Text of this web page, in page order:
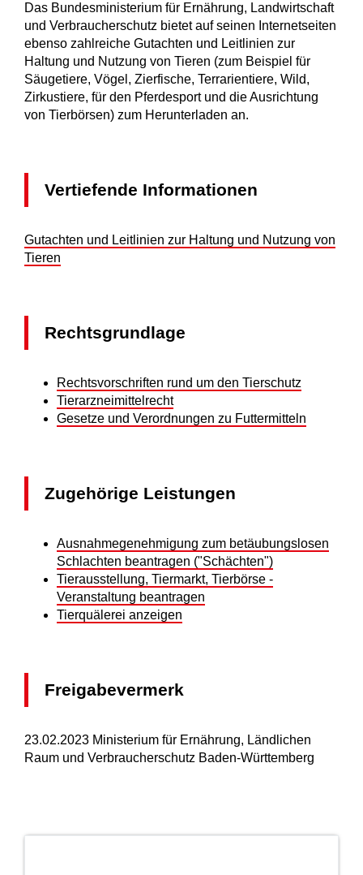
Das Bundesministerium für Ernährung, Landwirtschaft
und Verbraucherschutz bietet auf seinen Internetseiten
ebenso zahlreiche Gutachten und Leitlinien zur
Haltung und Nutzung von Tieren (zum Beispiel für
Säugetiere, Vögel, Zierfische, Terrarientiere, Wild,
Zirkustiere, für den Pferdesport und die Ausrichtung
von Tierbörsen) zum Herunterladen an.
Vertiefende Informationen
Gutachten und Leitlinien zur Haltung und Nutzung von
Tieren
Rechtsgrundlage
Rechtsvorschriften rund um den Tierschutz
Tierarzneimittelrecht
Gesetze und Verordnungen zu Futtermitteln
Zugehörige Leistungen
Ausnahmegenehmigung zum betäubungslosen
Schlachten beantragen ("Schächten")
Tierausstellung, Tiermarkt, Tierbörse -
Veranstaltung beantragen
Tierquälerei anzeigen
Freigabevermerk
23.02.2023 Ministerium für Ernährung, Ländlichen
Raum und Verbraucherschutz Baden-Württemberg